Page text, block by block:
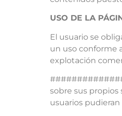
USO DE LA
El usuario se
un uso conforme
explotación
sobre sus propios
usuarios